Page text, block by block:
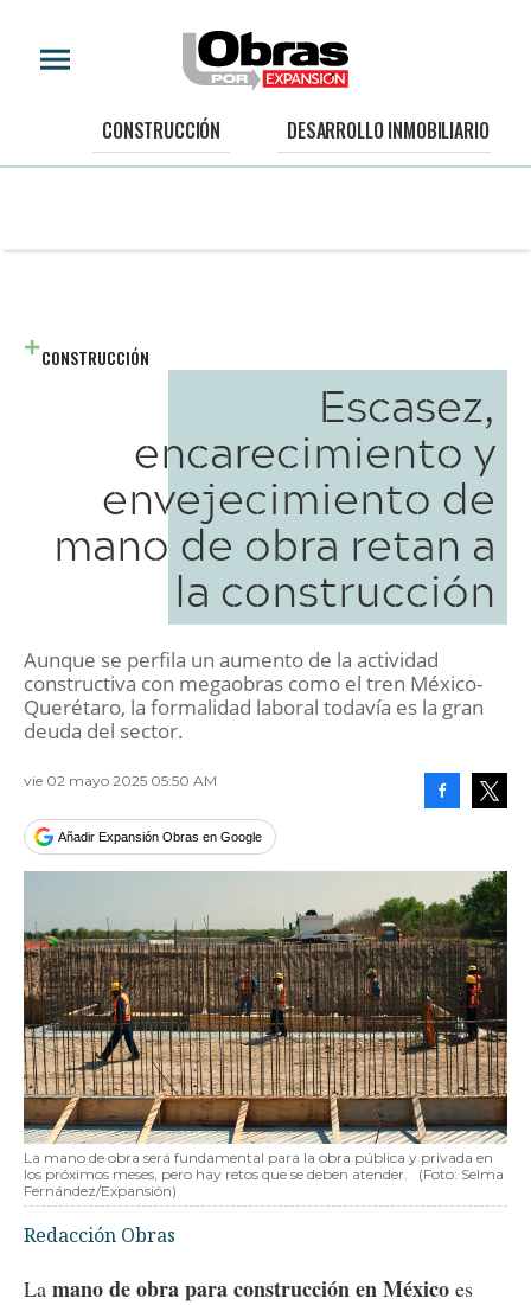
CONSTRUCCIÓN DESARROLLO INMOBILIARIO
CONSTRUCCIÓN
Escasez,
encarecimiento y
envejecimiento de
mano de obra retan a
la construcción
Aunque se perfila un aumento de la actividad
constructiva con megaobras como el tren México-
Querétaro, la formalidad laboral todavía es la gran
deuda del sector.
vie 02 mayo 2025 05:50 AM
Añadir Expansión Obras en Google
La mano de obra será fundamental para la obra pública y privada en
los próximos meses, pero hay retos que se deben atender.
(Foto: Selma
Fernández/Expansión)
Redacción Obras
La mano de obra para construcción en México es